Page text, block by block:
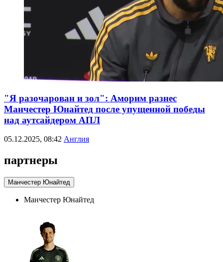
"Я разочарован и зол": Аморим разнес
Манчестер Юнайтед после упущенной победы
над аутсайдером АПЛ
05.12.2025, 08:42 Англия
партнеры
Манчестер Юнайтед
Манчестер Юнайтед